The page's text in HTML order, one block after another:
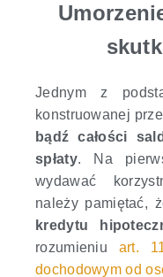
Jednym z
konstruowanej
bądź całości
spłaty. Na
wydawać
należy pamiętać,
kredytu
rozumieniu art.
dochodowym od